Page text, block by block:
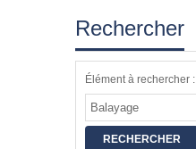
Rechercher
Élément à rechercher :
RECHERCHER